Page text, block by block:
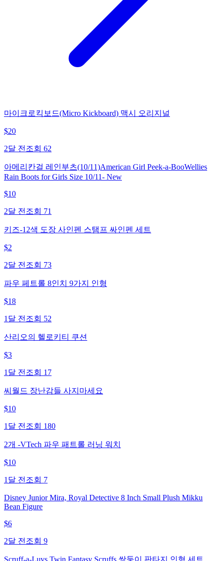
마이크로킥보드(Micro Kickboard) 맥시 오리지널
$20
2달 전 조회 62
아메리칸걸 레인부츠(10/11)American Girl Peek-a-BooWellies
Rain Boots for Girls Size 10/11- New
$10
2달 전 조회 71
키즈-12색 도장 사인펜 스탬프 싸인펜 세트
$2
2달 전 조회 73
파우 페트롤 8인치 9가지 인형
$18
1달 전 조회 52
산리오의 헬로키티 쿠션
$3
1달 전 조회 17
씨월드 장난감들 사지마세요
$10
1달 전 조회 180
2개 -VTech 파우 패트롤 러닝 워치
$10
1달 전 조회 7
Disney Junior Mira, Royal Detective 8 Inch Small Plush Mikku
Bean Figure
$6
2달 전 조회 9
Scruff-a-Luvs Twin Fantasy Scruffs 쌍둥이 판타지 인형 세트